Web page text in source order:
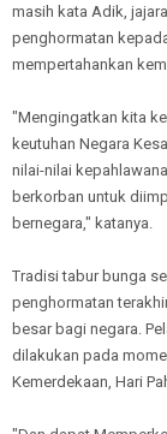
masih kata Adik,
penghormatan
mempertahankan
"Mengingatkan kita
keutuhan Negara
nilai-nilai
berkorban untuk
bernegara," katanya.
Tradisi tabur bunga
penghormatan
besar bagi negara.
dilakukan pada
Kemerdekaan, Hari